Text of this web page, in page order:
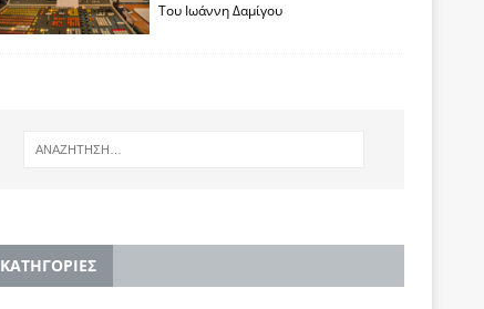
Toυ Ιωάννη Δαμίγου
KΑΤΗΓΟΡΙΕΣ